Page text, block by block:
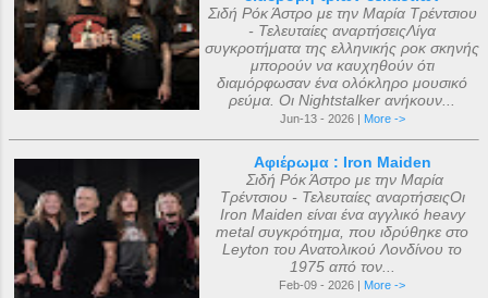
Σιδή Ρόκ Άστρο με την Μαρία Τρέντσιου
- Τελευταίες αναρτήσειςΛίγα
συγκροτήματα της ελληνικής ροκ σκηνής
μπορούν να καυχηθούν ότι
διαμόρφωσαν ένα ολόκληρο μουσικό
ρεύμα. Οι Nightstalker ανήκουν...
Jun-13 - 2026 | More ->
Αφιέρωμα : Iron Maiden
Σιδή Ρόκ Άστρο με την Μαρία
Τρέντσιου - Τελευταίες αναρτήσειςΟι
Iron Maiden είναι ένα αγγλικό heavy
metal συγκρότημα, που ιδρύθηκε στο
Leyton του Ανατολικού Λονδίνου το
1975 από τον...
Feb-09 - 2026 | More ->